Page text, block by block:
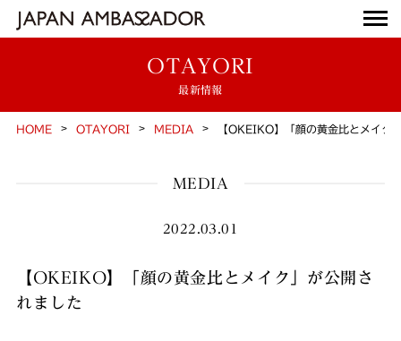
OTAYORI
最新情報
HOME OTAYORI MEDIA 【OKEIKO】「顔の黄金比とメイク
MEDIA
2022.03.01
【OKEIKO】「顔の黄金比とメイク」が公開さ
れました